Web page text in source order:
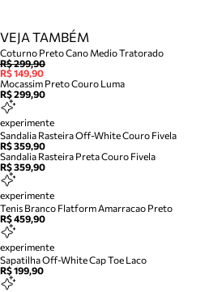
VEJA TAMBÉM
Coturno Preto Cano Medio Tratorado
R$ 299,90
R$ 149,90
Mocassim Preto Couro Luma
R$ 299,90
experimente
Sandalia Rasteira Off-White Couro Fivela
R$ 359,90
Sandalia Rasteira Preta Couro Fivela
R$ 359,90
experimente
Tenis Branco Flatform Amarracao Preto
R$ 459,90
experimente
Sapatilha Off-White Cap Toe Laco
R$ 199,90